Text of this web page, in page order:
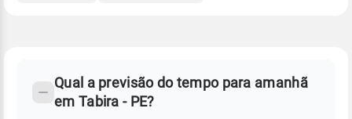
Perguntas
Qual a previsão do tempo para amanhã
em Tabira - PE?